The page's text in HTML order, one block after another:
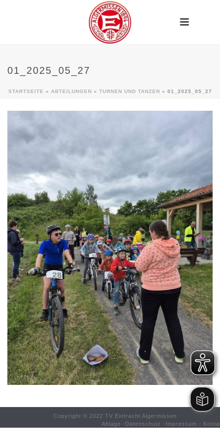
01_2025_05_27
STARTSEITE » ABTEILUNGEN » TURNEN UND TANZEN » 01_2025_05_27
Copyright © 2022 TV Eintracht Algermissen
Ablage - Datenschutz - Impressum -